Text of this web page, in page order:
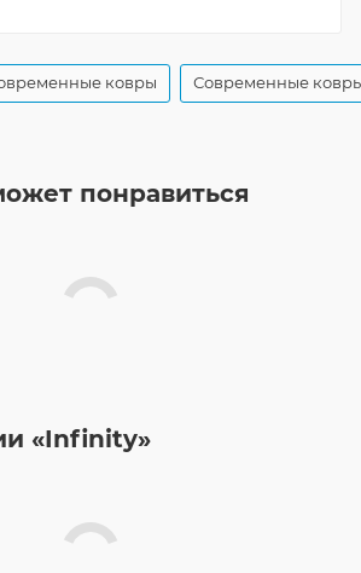
ковры Современные
понравиться
«Infinity»